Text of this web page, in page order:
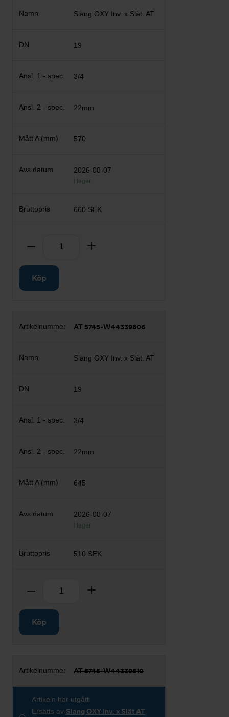
Slang OXY Inv. x Slät. AT
19
3/4
22mm
570
2026-08-07
I lager
660 SEK
Ta bort
Köp
AT 5745-W44339806
Slang OXY Inv. x Slät. AT
19
3/4
22mm
645
2026-08-07
I lager
510 SEK
Ta bort
Köp
AT 5745-W44339810
Artikeln har utgått
Ersätts av Slang OXY Inv. x Slät AT